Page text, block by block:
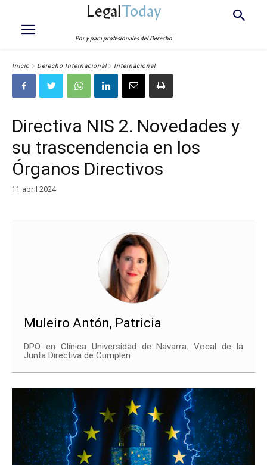
LegalToday
Por y para profesionales del Derecho
Inicio Derecho Internacional Internacional
Directiva NIS 2. Novedades y
su trascendencia en los
Órganos Directivos
11 abril 2024
Muleiro Antón, Patricia
DPO en Clínica Universidad de Navarra. Vocal de la
Junta Directiva de Cumplen